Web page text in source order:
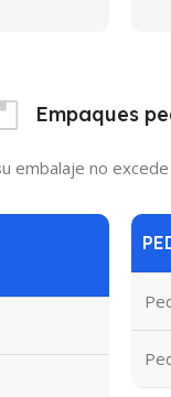
Empaques
embalaje no